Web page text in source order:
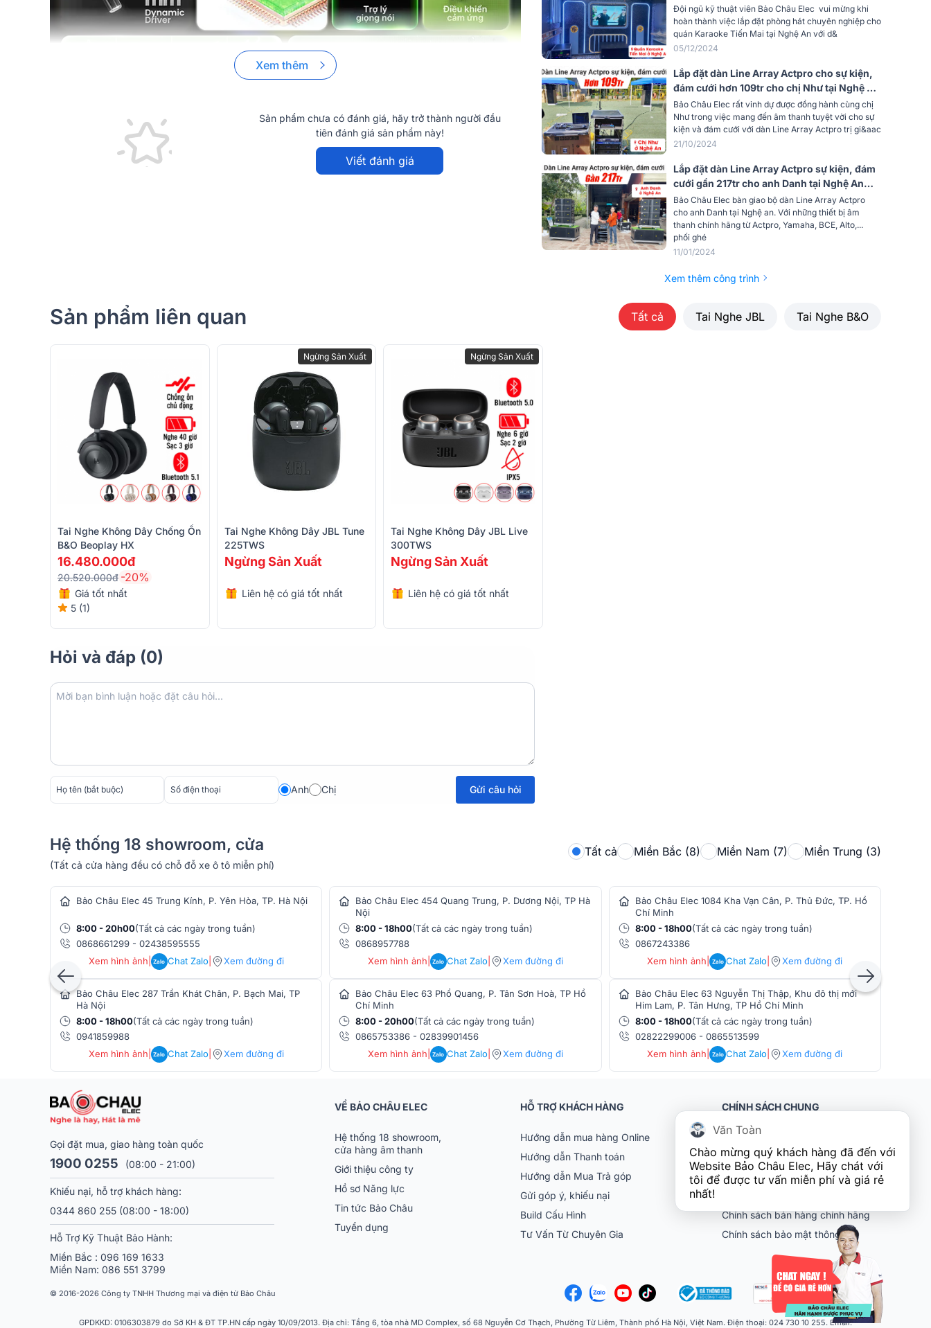
Thương hiệu Alpha Works - Chất âm từ New York
Với phương châm “Good sound, good mood”, Alpha Works không ngừng sáng tạo để mang đến
trải nghiệm âm nhạc tuyệt vời, kết nối mọi người qua chất âm chuẩn mực và cảm xúc tích cực.
Sứ mệnh của thương hiệu là tạo ra những sản phẩm âm thanh chất lượng, giúp người dùng tận
hưởng sự thư giãn và gần gũi hơn qua âm nhạc.
Alpha Works FLEX 100 - Tai nghe không dây dành cho thế hệ trẻ
Alpha Works FLEX 100 là mẫu tai nghe true wireless mới nhất, nổi bật với thiết kế trẻ trung, năng
động và đầy đủ tính năng, đáp ứng nhu cầu của giới trẻ hiện đại. Với bốn phiên bản hộp sạc độc
đáo tích hợp đèn RGB, FLEX 100 không chỉ là thiết bị nghe nhạc mà còn là phụ kiện thể hiện cá
Chất âm ấn tượng, sống động
Được trang bị màng loa Dynamic 10mm, FLEX 100 mang đến âm thanh cân bằng, chi tiết và sống
động. Dù bạn nghe nhạc EDM, pop, hip-hop, podcast hay tham gia các cuộc gọi trực tuyến, tai
nghe đều đảm bảo chất lượng âm thanh mượt mà. Dải tần số 20Hz-20kHz bao phủ toàn bộ phổ
âm thanh, với âm bass mạnh mẽ, phù hợp cho nhiều thể loại nhạc và nhu cầu sử dụng.
Thiết kế thời thượng, thoải mái
FLEX 100 sở hữu thiết kế gọn nhẹ, đi kèm ba kích cỡ đệm tai, đảm bảo sự thoải mái và chắc chắn
khi đeo, ngay cả trong các hoạt động mạnh như tập gym hay di chuyển ngoài trời. Bốn tùy chọn
hộp sạc với màu sắc và kiểu dáng bắt mắt giúp người dùng dễ dàng thể hiện phong cách riêng,
từ hiện đại đến phá cách.
Xem thêm
Sản phẩm chưa có đánh giá, hãy trở thành người đầu
tiên đánh giá sản phẩm này!
Viết đánh giá
An (RCF X-MAX 12, VM820A, VM1020A,
KX180A, V218S...)
Đội ngũ kỹ thuật viên Bảo Châu Elec vui mừng khi
hoàn thành việc lắp đặt phòng hát chuyên nghiệp cho
quán Karaoke Tiến Mai tại Nghệ An với d&
05/12/2024
Lắp đặt dàn Line Array Actpro cho sự kiện,
đám cưới hơn 109tr cho chị Như tại Nghệ An
(Actpro KR208F, KR28F, QD4.13, TD2.18,
MG 10XU, S290D...)
Bảo Châu Elec rất vinh dự được đồng hành cùng chị
Như trong việc mang đến âm thanh tuyệt vời cho sự
kiện và đám cưới với dàn Line Array Actpro trị gi&aac
21/10/2024
Lắp đặt dàn Line Array Actpro sự kiện, đám
cưới gần 217tr cho anh Danh tại Nghệ An
(Actpro KR210, Actpro KR28, FP14000,
FP10000Q, DSP48,…)
Bảo Châu Elec bàn giao bộ dàn Line Array Actpro
cho anh Danh tại Nghệ an. Với những thiết bị âm
thanh chính hãng từ Actpro, Yamaha, BCE, Alto,...
phối ghé
11/01/2024
Xem thêm công trình
Sản phẩm liên quan Tất cả Tai Nghe JBL Tai Nghe B&O
Tai Nghe Không Dây Chống Ồn
B&O Beoplay HX
16.480.000đ
20.520.000đ -20%
Giá tốt nhất
5 (1)
Ngừng Sản Xuất
Tai Nghe Không Dây JBL Tune
225TWS
Ngừng Sản Xuất
Liên hệ có giá tốt nhất
Ngừng Sản Xuất
Tai Nghe Không Dây JBL Live
300TWS
Ngừng Sản Xuất
Liên hệ có giá tốt nhất
Hỏi và đáp (0)
Anh Chị Gửi câu hỏi
Hệ thống 18 showroom, cửa
hàng âm thanh
(Tất cả cửa hàng đều có chỗ đỗ xe ô tô miễn phí)
Tất cả Miền Bắc (8) Miền Nam (7) Miền Trung (3)
Bảo Châu Elec 45 Trung Kính, P. Yên Hòa, TP. Hà Nội
8:00 - 20h00(Tất cả các ngày trong tuần)
0868661299 - 02438595555
Xem hình ảnh
Zalo Chat Zalo| Xem đường đi
Bảo Châu Elec 287 Trần Khát Chân, P. Bạch Mai, TP
Hà Nội
8:00 - 18h00(Tất cả các ngày trong tuần)
0941859988
Xem hình ảnh
Zalo Chat Zalo| Xem đường đi
Bảo Châu Elec 454 Quang Trung, P. Dương Nội, TP Hà
Nội
8:00 - 18h00(Tất cả các ngày trong tuần)
0868957788
Xem hình ảnh
Zalo Chat Zalo| Xem đường đi
Bảo Châu Elec 63 Phổ Quang, P. Tân Sơn Hoà, TP Hồ
Chí Minh
8:00 - 20h00(Tất cả các ngày trong tuần)
0865753386 -02839901456
Xem hình ảnh
Zalo Chat Zalo| Xem đường đi
Bảo Châu Elec 1084 Kha Vạn Cân, P. Thủ Đức, TP. Hồ
Chí Minh
8:00 - 18h00(Tất cả các ngày trong tuần)
0867243386
Xem hình ảnh | Zalo Chat Zalo Xem đường đi
Bảo Châu Elec 63 Nguyễn Thị Thập, Khu đô thị mới
Him Lam, P. Tân Hưng, TP Hồ Chí Minh
8:00 - 18h00(Tất cả các ngày trong tuần)
02822299006- 0865513599
Xem hình ảnh | Zalo Chat Zalo Xem đường đi
Gọi đặt mua, giao hàng toàn quốc
1900 0255 (08:00 - 21:00)
Khiếu nại, hỗ trợ khách hàng:
0344 860 255 (08:00 - 18:00)
Hỗ Trợ Kỹ Thuật Bảo Hành:
Miền Bắc : 096 169 1633
Miền Nam: 086 551 3799
VỀ BẢO CHÂU ELEC
Hệ thống 18 showroom,
cửa hàng âm thanh
Giới thiệu công ty
Hồ sơ Năng lực
Tin tức Bảo Châu
Tuyển dụng
HỖ TRỢ KHÁCH HÀNG
Hướng dẫn mua hàng Online
Hướng dẫn Thanh toán
Hướng dẫn Mua Trả góp
Gửi góp ý, khiếu nại
Build Cấu Hình
Tư Vấn Từ Chuyên Gia
CHÍNH SÁCH CHUNG
Khách hàng doanh nghiệp (B2B)
Chính sách bảo hành
Chính sách đổi trả
Chính sách bán hàng chính hãng
Chính sách bảo mật thông tin
© 2016-2026 Công ty TNHH Thương mại và điện tử Bảo Châu
GPDKKD: 0106303879 do Sở KH & ĐT TP.HN cấp ngày 10/09/2013. Địa chỉ: Tầng 6, tòa nhà MD Complex, số 68 Nguyễn Cơ Thạch, Phường Từ Liêm, Thành phố Hà Nội, Việt Nam. Điện thoại: 024 730 10 255. Email:
Văn Toàn
Chào mừng quý khách hàng đã đến với
Website Bảo Châu Elec, Hãy chát với
tôi để được tư vấn miễn phí và giá rẻ
nhất!